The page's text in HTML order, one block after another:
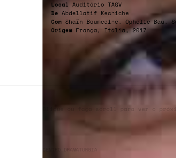
Local Auditório TAGV
De Abdellatif Kechiche
Com Shaïn Boumedine, Ophélie Bau,
Origem França, Itália, 2017
Clique ou faça scroll para ver o
CENTRO DRAMATURGIA